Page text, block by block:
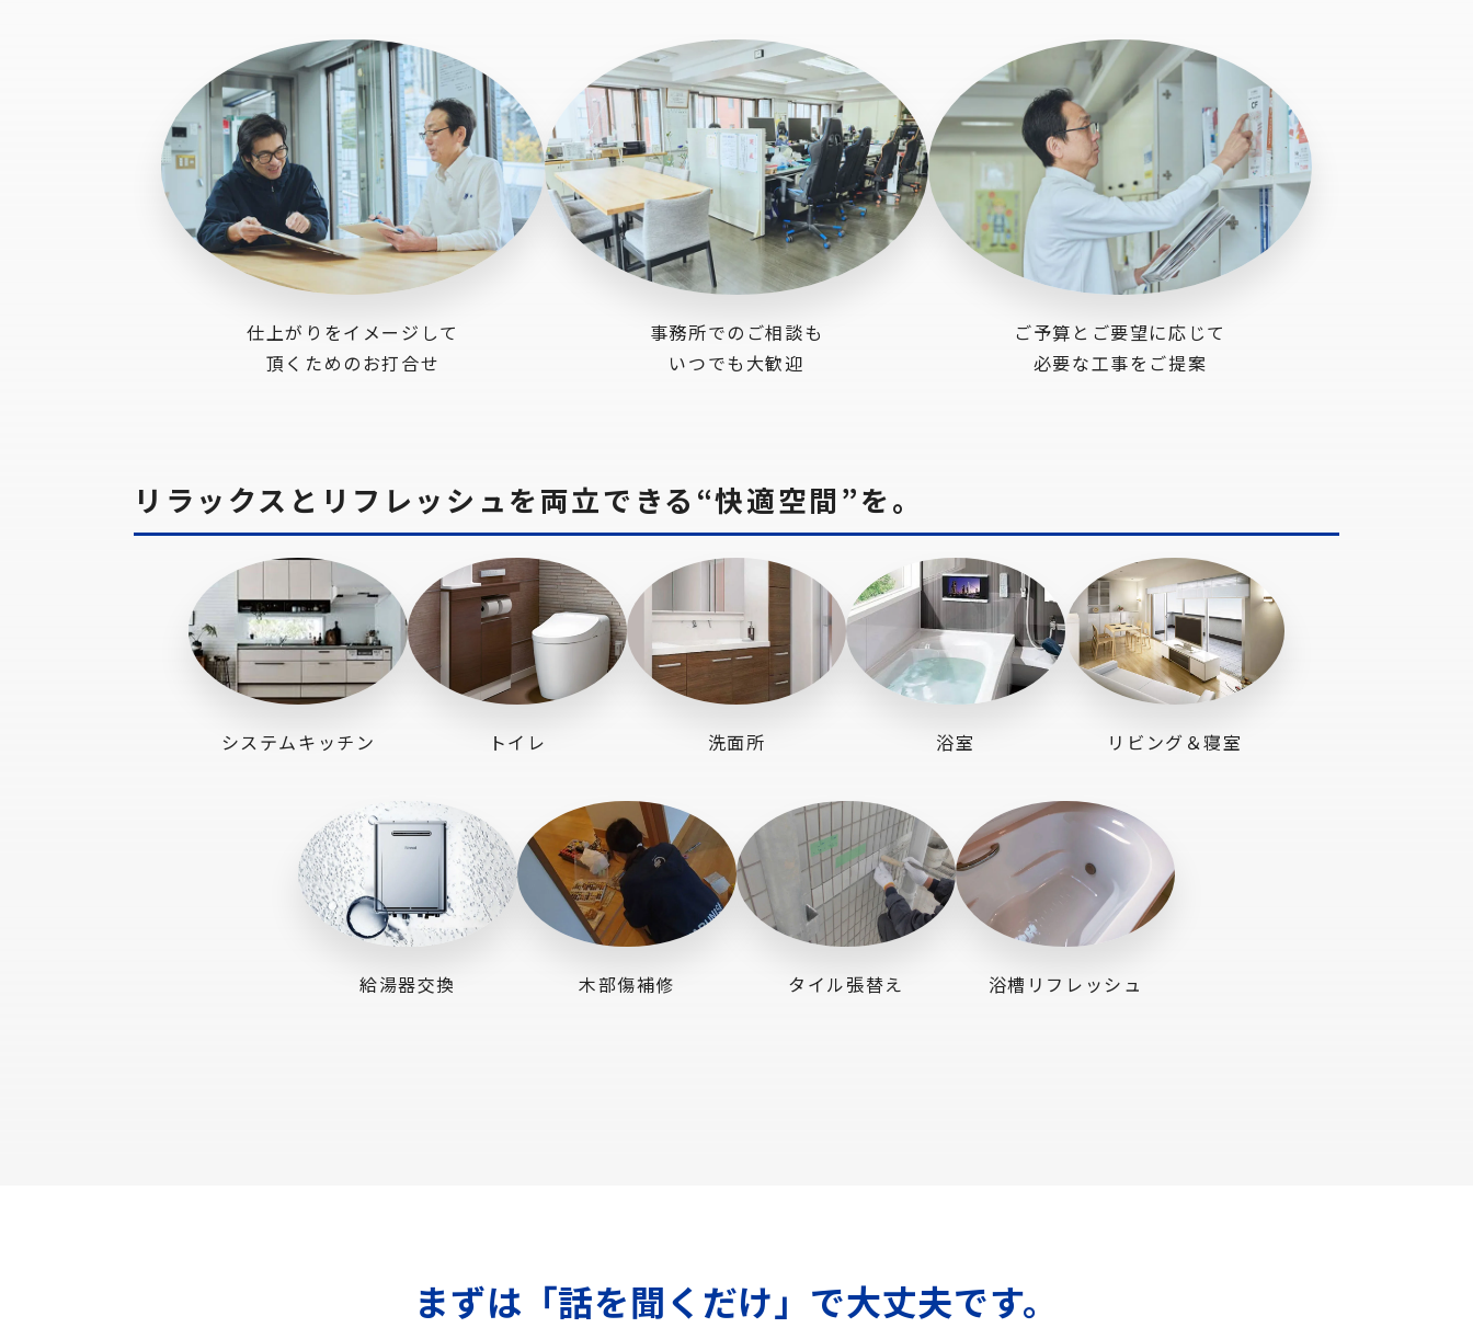
仕上がりをイメージして
頂くためのお打合せ
事務所でのご相談も
いつでも大歓迎
ご予算とご要望に応じて
必要な工事をご提案
リラックスとリフレッシュを両立できる“快適空間”を。
システムキッチン トイレ 洗面所 浴室 リビング＆寝室
給湯器交換 木部傷補修 タイル張替え 浴槽リフレッシュ
まずは「話を聞くだけ」で大丈夫です。